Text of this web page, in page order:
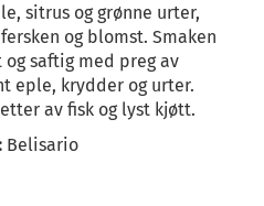
sitrus og grønne urter,
og blomst. Smaken
og saftig med preg av
eple, krydder og urter.
av fisk og lyst kjøtt.
Belisario